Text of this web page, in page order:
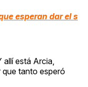
esperan dar el s
está Arcia,
tanto esperó